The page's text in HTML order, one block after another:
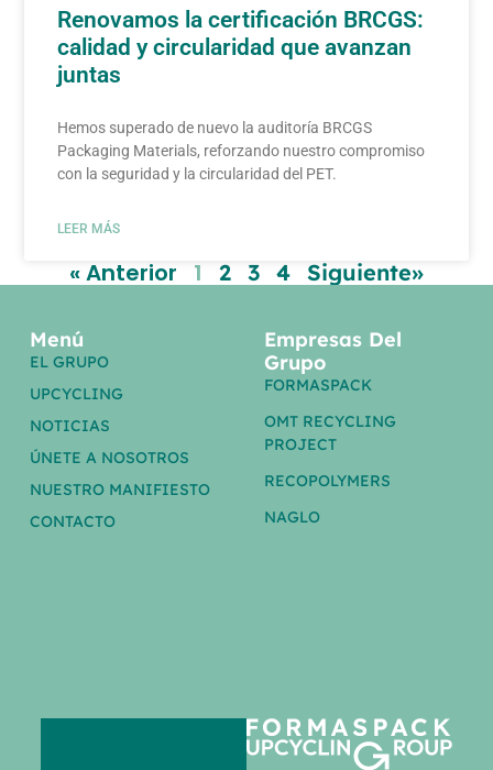
Renovamos la certificación BRCGS:
calidad y circularidad que avanzan
juntas
Hemos superado de nuevo la auditoría BRCGS
Packaging Materials, reforzando nuestro compromiso
con la seguridad y la circularidad del PET.
LEER MÁS
« Anterior 1 2 3 4 Siguiente»
Menú
EL GRUPO
UPCYCLING
NOTICIAS
ÚNETE A NOSOTROS
NUESTRO MANIFIESTO
CONTACTO
Empresas Del
Grupo
FORMASPACK
OMT RECYCLING
PROJECT
RECOPOLYMERS
NAGLO